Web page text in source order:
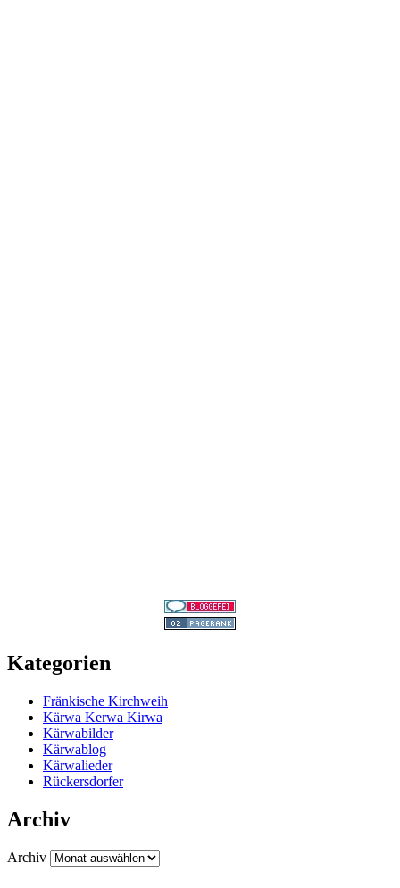
Kategorien
Fränkische Kirchweih
Kärwa Kerwa Kirwa
Kärwabilder
Kärwablog
Kärwalieder
Rückersdorfer
Archiv
Archiv